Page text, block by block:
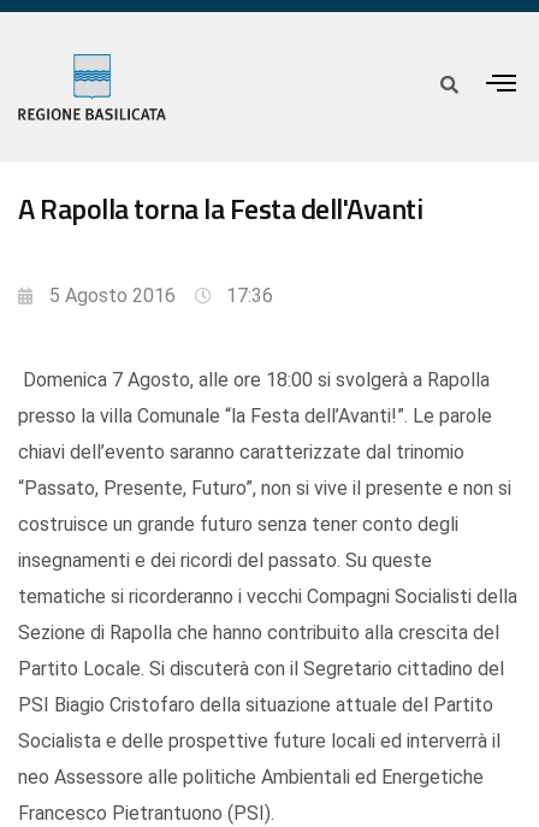
A Rapolla torna la Festa dell'Avanti
5 Agosto 2016 17:36
Domenica 7 Agosto, alle ore 18:00 si svolgerà a Rapolla
presso la villa Comunale “la Festa dell’Avanti!”. Le parole
chiavi dell’evento saranno caratterizzate dal trinomio
“Passato, Presente, Futuro”, non si vive il presente e non si
costruisce un grande futuro senza tener conto degli
insegnamenti e dei ricordi del passato. Su queste
tematiche si ricorderanno i vecchi Compagni Socialisti della
Sezione di Rapolla che hanno contribuito alla crescita del
Partito Locale. Si discuterà con il Segretario cittadino del
PSI Biagio Cristofaro della situazione attuale del Partito
Socialista e delle prospettive future locali ed interverrà il
neo Assessore alle politiche Ambientali ed Energetiche
Francesco Pietrantuono (PSI).